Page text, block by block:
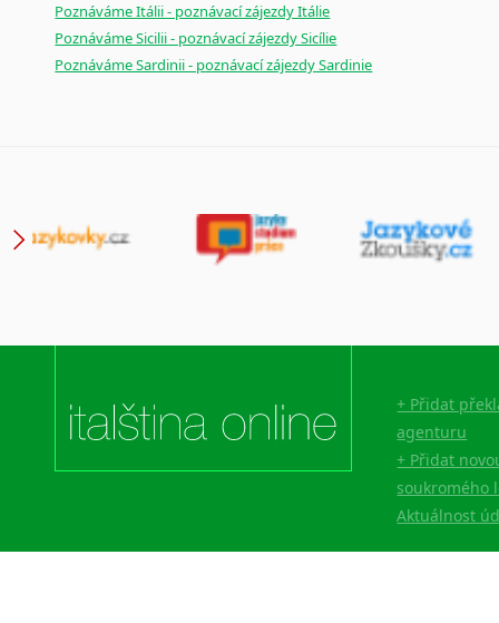
Poznáváme Itálii - poznávací zájezdy Itálie
Poznáváme Sicilii - poznávací zájezdy Sicílie
Poznáváme Sardinii - poznávací zájezdy Sardinie
+ Přidat
agenturu
+ Přidat
soukromého
Aktuálnost